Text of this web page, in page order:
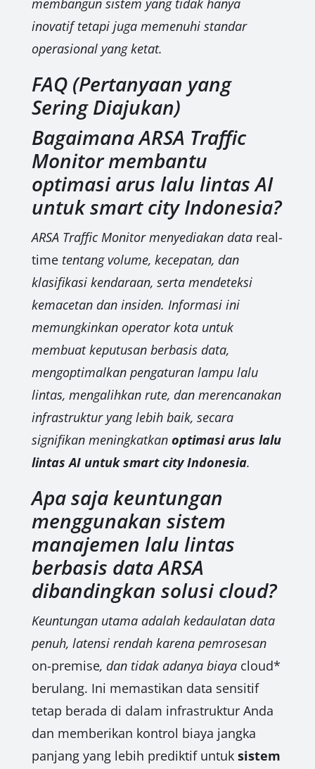
membangun sistem yang tidak hanya
inovatif tetapi juga memenuhi standar
operasional yang ketat.
FAQ (Pertanyaan yang
Sering Diajukan)
Bagaimana ARSA Traffic
Monitor membantu
optimasi arus lalu lintas AI
untuk smart city Indonesia?
ARSA Traffic Monitor menyediakan data real-
timetentang volume, kecepatan, dan
klasifikasi kendaraan, serta mendeteksi
kemacetan dan insiden. Informasi ini
memungkinkan operator kota untuk
membuat keputusan berbasis data,
mengoptimalkan pengaturan lampu lalu
lintas, mengalihkan rute, dan merencanakan
infrastruktur yang lebih baik, secara
signifikan meningkatkan optimasi arus lalu
lintas AI untuk smart city Indonesia.
Apa saja keuntungan
menggunakan sistem
manajemen lalu lintas
berbasis data ARSA
dibandingkan solusi cloud?
Keuntungan utama adalah kedaulatan data
penuh, latensi rendah karena pemrosesan
on-premise, dan tidak adanya biaya cloud*
berulang. Ini memastikan data sensitif
tetap berada di dalam infrastruktur Anda
dan memberikan kontrol biaya jangka
panjang yang lebih prediktif untuk sistem